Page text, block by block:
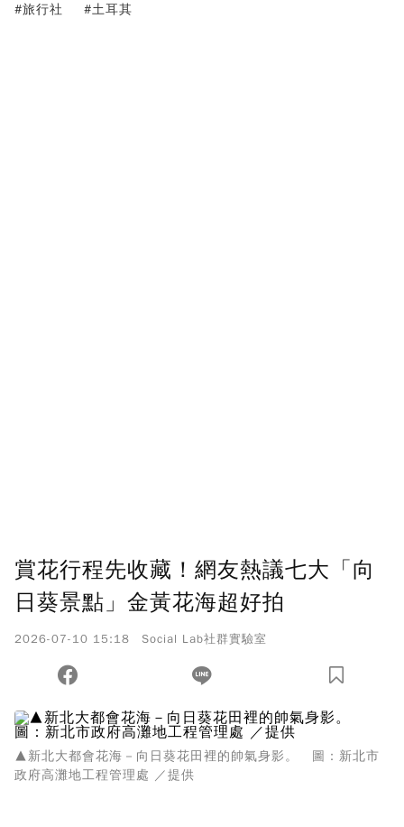
#旅行社 #土耳其
賞花行程先收藏！網友熱議七大「向
日葵景點」金黃花海超好拍
2026-07-10 15:18 Social Lab社群實驗室
▲新北大都會花海－向日葵花田裡的帥氣身影。 圖：新北市
政府高灘地工程管理處 ／提供